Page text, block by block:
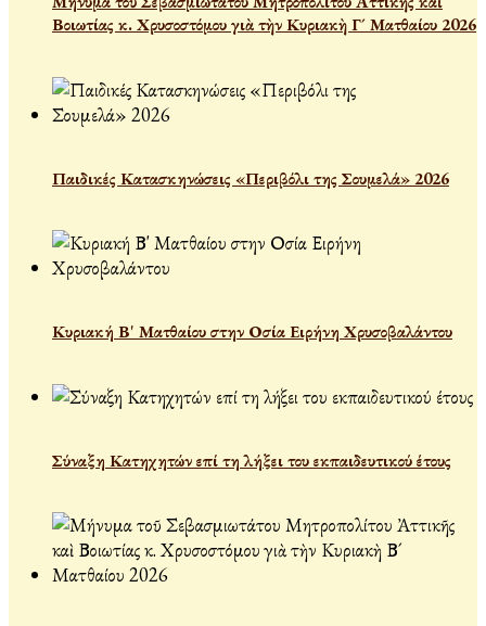
Βοιωτίας κ. Χρυσοστόμου γιὰ τὴν Κυριακὴ Γ´ Ματθαίου 2026
Παιδικές Κατασκηνώσεις «Περιβόλι της Σουμελά» 2026
Κυριακή Β' Ματθαίου στην Οσία Ειρήνη Χρυσοβαλάντου
Σύναξη Κατηχητών επί τη λήξει του εκπαιδευτικού έτους